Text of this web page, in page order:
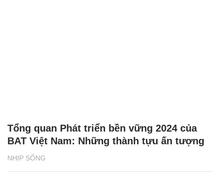
NHỊP SỐNG
Tổng quan Phát triển bền vững 2024 của
BAT Việt Nam: Những thành tựu ấn tượng